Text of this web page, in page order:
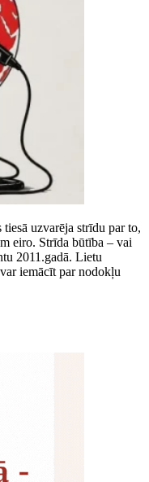
tiesā uzvarēja strīdu par to,
eiro. Strīda būtība – vai
2011.gadā. Lietu
iemācīt par nodokļu